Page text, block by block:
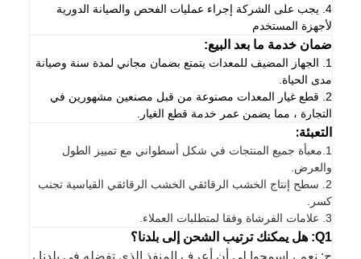
4. يجب على الشركة إجراء عمليات الفحص والصيانة الدورية
لأجهزة المستخدم
ضمان خدمة ما بعد البيع:
1. الجهاز المضيف للمعدات يتمتع بضمان مجاني لمدة سنة وصيانة
مدى الحياة.
2. قطع غيار المعدات مصنوعة من قبل مصنعين مشهورين في
التجارة ، مما يضمن عمر خدمة قطع الغيار.
التعبئة:
1. معبأة جميع المنتجات في شكل أسطواني مع تمييز الطول
والعرض.
2. سطح إنتاج الخشب الرقائقي الخشب الرقائقي القياسية تجنب
كسر.
3. علامات الفرشاة وفقا لمتطلبات العملاء.
Q1: هل يمكنك ترتيب الشحن إلى بلدنا؟